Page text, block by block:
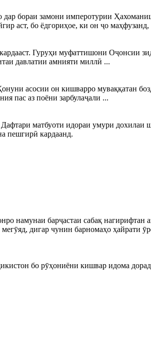
бораи замони имперотурии
аст, бо ёдгориҳое, ки он ҷо
Гуруҳи муфаттишони Оҷонсии
давлатии амнияти миллӣ ...
асосии он кишварро муваққатан
пас аз поёни зарбулаҷали ...
матбуоти идораи умури дохилаи
пешгирӣ кардаанд.
намунаи барҷастаи сабақ нагирифтан
дигар чунин барномаҳо ҳайрати
бо рӯҳониёни кишвар идома